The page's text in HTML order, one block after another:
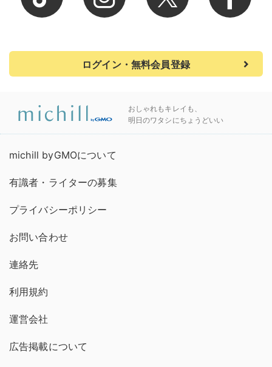
ログイン・無料会員登録
おしゃれもキレイも、
明日のワタシにちょうどいい
michill byGMOについて
有識者・ライターの募集
プライバシーポリシー
お問い合わせ
連絡先
利用規約
運営会社
広告掲載について